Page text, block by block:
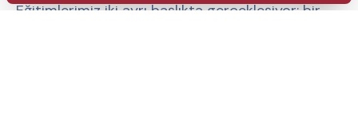
Eğitimlerimiz iki ayrı başlıkta gerçekleşiyor; bir